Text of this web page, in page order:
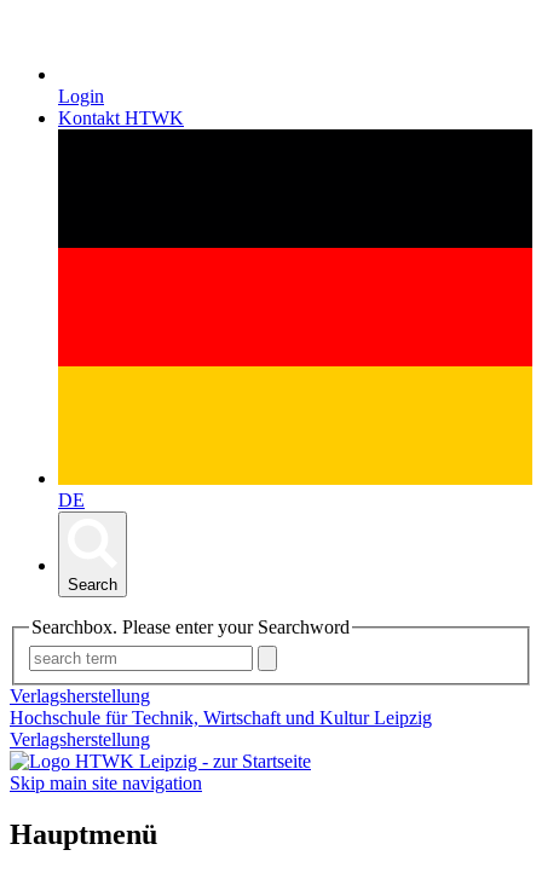
Login
Kontakt HTWK
DE
Search
Searchbox. Please enter your Searchword
Verlagsherstellung
Hochschule für Technik, Wirtschaft und Kultur Leipzig
Verlagsherstellung
Skip main site navigation
Hauptmenü